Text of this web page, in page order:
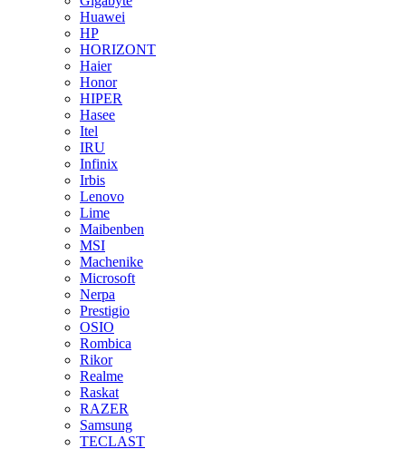
Huawei
HP
HORIZONT
Haier
Honor
HIPER
Hasee
Itel
IRU
Infinix
Irbis
Lenovo
Lime
Maibenben
MSI
Machenike
Microsoft
Nerpa
Prestigio
OSIO
Rombica
Rikor
Realme
Raskat
RAZER
Samsung
TECLAST